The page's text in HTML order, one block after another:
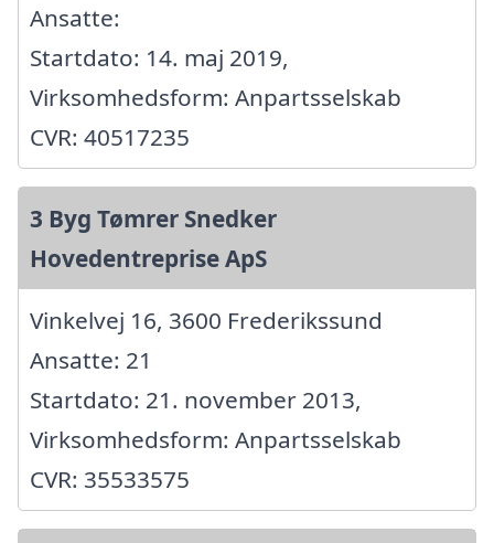
Ansatte:
Startdato: 14. maj 2019,
Virksomhedsform: Anpartsselskab
CVR: 40517235
3 Byg Tømrer Snedker
Hovedentreprise ApS
Vinkelvej 16, 3600 Frederikssund
Ansatte: 21
Startdato: 21. november 2013,
Virksomhedsform: Anpartsselskab
CVR: 35533575